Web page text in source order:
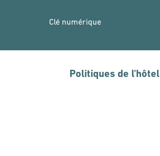
Clé numérique
Politiques de l'hôtel